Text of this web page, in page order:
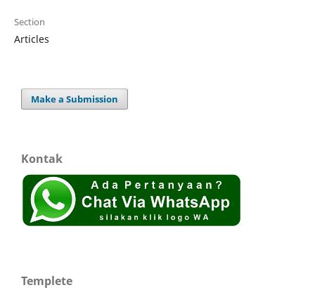
Section
Articles
Make a Submission
Kontak
Templete